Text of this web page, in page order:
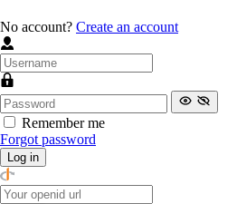
No account? Create an account
Remember me
Forgot password
Log in